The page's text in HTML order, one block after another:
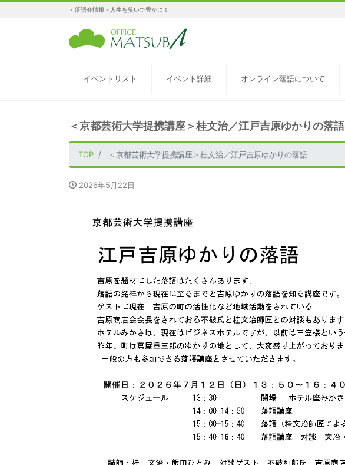
＜落語会情報＞人生を笑いで豊かに！
イベントリスト イベント詳細 オンライン落語について
＜京都芸術大学提携講座＞桂文治／江戸吉原ゆかりの落語
TOP ＜京都芸術大学提携講座＞桂文治／江戸吉原ゆかりの落語
2026年5月22日